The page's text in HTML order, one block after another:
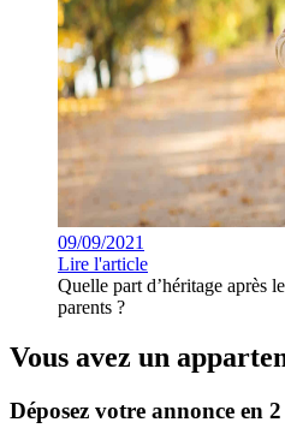
09/09/2021
Lire l'article
Quelle part d’héritage après
parents ?
Vous avez un
Déposez votre annonce en